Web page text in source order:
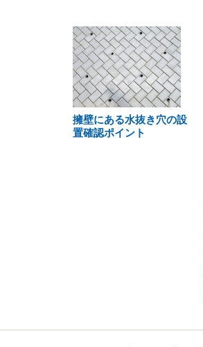
擁壁にある水抜き穴の設
置確認ポイント